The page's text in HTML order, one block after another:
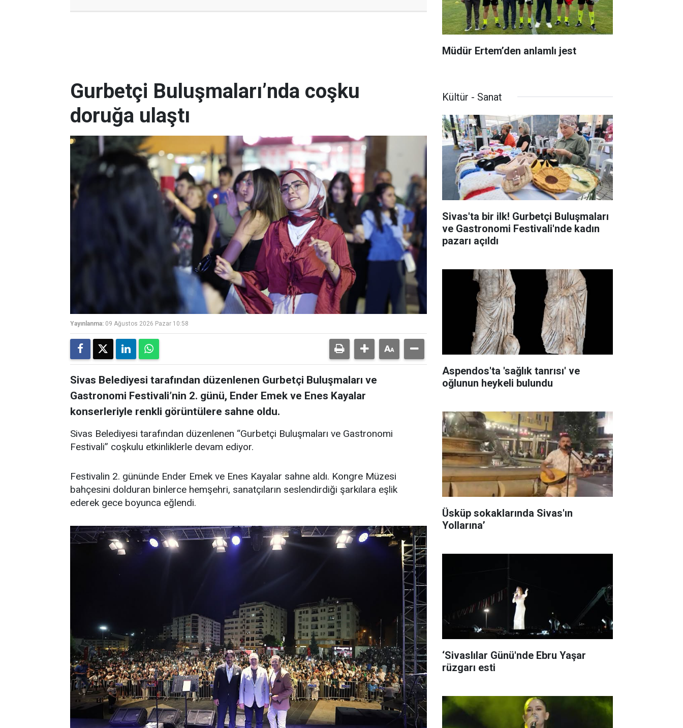
Müdür Ertem’den anlamlı jest
Gurbetçi Buluşmaları’nda coşku
doruğa ulaştı
Yayınlanma: 09 Ağustos 2026 Pazar 10:58
Sivas Belediyesi tarafından düzenlenen Gurbetçi Buluşmaları ve
Gastronomi Festivali’nin 2. günü, Ender Emek ve Enes Kayalar
konserleriyle renkli görüntülere sahne oldu.
Sivas Belediyesi tarafından düzenlenen “Gurbetçi Buluşmaları ve Gastronomi
Festivali” coşkulu etkinliklerle devam ediyor.
Festivalin 2. gününde Ender Emek ve Enes Kayalar sahne aldı. Kongre Müzesi
bahçesini dolduran binlerce hemşehri, sanatçıların seslendirdiği şarkılara eşlik
ederek gece boyunca eğlendi.
Kültür - Sanat
Sivas'ta bir ilk! Gurbetçi Buluşmaları
ve Gastronomi Festivali'nde kadın
pazarı açıldı
Aspendos'ta 'sağlık tanrısı' ve
oğlunun heykeli bulundu
Üsküp sokaklarında Sivas'ın
Yollarına’
‘Sivaslılar Günü'nde Ebru Yaşar
rüzgarı esti